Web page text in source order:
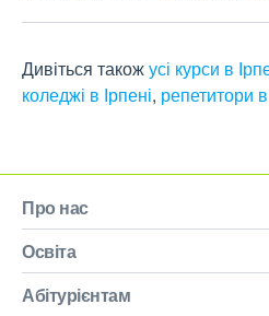
Дивіться такожусі курси в
коледжі в Ірпені, репетитори в
Про нас
Освіта
Абітурієнтам